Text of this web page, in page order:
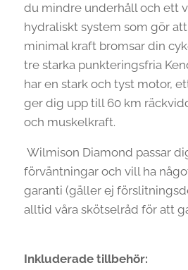
du mindre underhåll och ett
hydraliskt system som gör
minimal kraft bromsar din
tre starka punkteringsfria
har en stark och tyst motor,
ger dig upp till 60 km
och muskelkraft.
Wilmison Diamond passar
förväntningar och vill ha
garanti (gäller ej
alltid våra skötselråd för att
Inkluderade tillbehör: